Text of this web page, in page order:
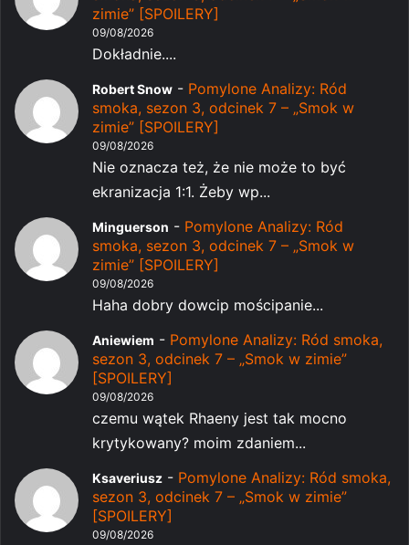
zimie” [SPOILERY]
09/08/2026
Dokładnie....
Robert Snow - Pomylone Analizy: Ród
smoka, sezon 3, odcinek 7 – „Smok w
zimie” [SPOILERY]
09/08/2026
Nie oznacza też, że nie może to być
ekranizacja 1:1. Żeby wp...
Minguerson - Pomylone Analizy: Ród
smoka, sezon 3, odcinek 7 – „Smok w
zimie” [SPOILERY]
09/08/2026
Haha dobry dowcip mościpanie...
Aniewiem - Pomylone Analizy: Ród smoka,
sezon 3, odcinek 7 – „Smok w zimie”
[SPOILERY]
09/08/2026
czemu wątek Rhaeny jest tak mocno
krytykowany? moim zdaniem...
Ksaveriusz - Pomylone Analizy: Ród smoka,
sezon 3, odcinek 7 – „Smok w zimie”
[SPOILERY]
09/08/2026